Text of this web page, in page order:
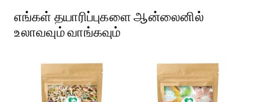
எங்கள் தயாரிப்புகளை ஆன்லைனில்
உலாவவும் வாங்கவும்